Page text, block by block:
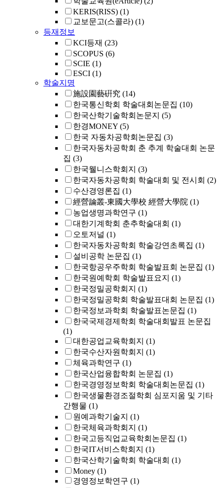
KERIS(RISS) (1)
교보문고(스콜라) (1)
등재정보
KCI등재 (23)
SCOPUS (6)
SCIE (1)
ESCI (1)
학술지명
施設園藝硏究 (14)
한국통신학회 학술대회논문집 (10)
한국산학기술학회논문지 (5)
한경MONEY (5)
한국 자동차공학회논문집 (3)
한국자동차공학회 춘 추계 학술대회 논문
집 (3)
한국웰니스학회지 (3)
한국자동차공학회 학술대회 및 전시회 (2)
수산경영론집 (1)
經營論叢-東國大學校 經營大學院 (1)
농업생명과학연구 (1)
대한기계학회 춘추학술대회 (1)
오토저널 (1)
한국자동차공학회 학술강연초록집 (1)
설비공학 논문집 (1)
한국항공우주학회 학술발표회 논문집 (1)
한국원예학회 학술발표요지 (1)
한국정밀공학회지 (1)
한국정밀공학회 학술발표대회 논문집 (1)
한국정보과학회 학술발표논문집 (1)
한국국제경제학회 학술대회발표 논문집
(1)
대한공업교육학회지 (1)
한국수산자원학회지 (1)
체육과학연구 (1)
한국산업융합학회 논문집 (1)
한국경영정보학회 학술대회논문집 (1)
한국생물환경조절학회 심포지움 및 기타
간행물 (1)
원예과학기술지 (1)
한국체육과학회지 (1)
한국고등직업교육학회논문집 (1)
한국IT서비스학회지 (1)
한국산학기술학회 학술대회 (1)
Money (1)
경영정보학연구 (1)